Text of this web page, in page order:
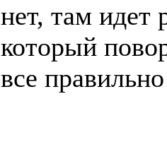
нет, там идет
который
все